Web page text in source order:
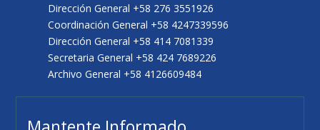
Dirección General +58 276 3551926
Coordinación General +58 4247339596
Dirección General +58 414 7081339
Secretaria General +58 424 7689226
Archivo General +58 4126609484